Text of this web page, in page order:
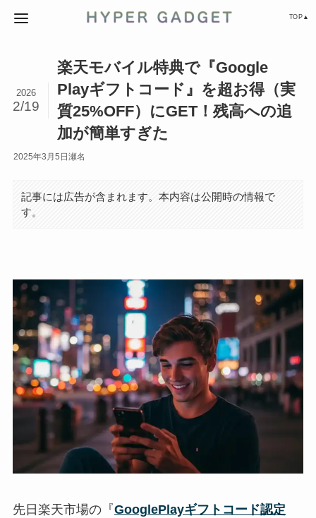
TOP▲
楽天モバイル特典で『Google
Playギフトコード』を超お得（実
質25%OFF）にGET！残高への追
加が簡単すぎた
2026
2/19
2025年3月5日 瀬名
記事には広告が含まれます。本内容は公開時の情報で
す。
先日楽天市場の『GooglePlayギフトコード認定